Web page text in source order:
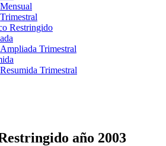
Mensual
Trimestral
Restringido
Ampliada Trimestral
Resumida Trimestral
año 2003